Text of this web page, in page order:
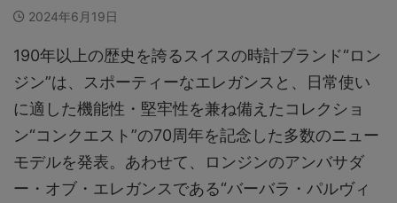
2024年6月19日
190年以上の歴史を誇るスイスの時計ブランド“ロン
ジン”は、スポーティーなエレガンスと、日常使い
に適した機能性・堅牢性を兼ね備えたコレクショ
ン“コンクエスト”の70周年を記念した多数のニュー
モデルを発表。あわせて、ロンジンのアンバサダ
ー・オブ・エレガンスである“バーバラ・パルヴィ